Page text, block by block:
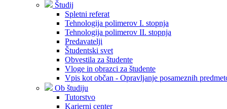
Študij
Spletni referat
Tehnologija polimerov I. stopnja
Tehnologija polimerov II. stopnja
Predavatelji
Študentski svet
Obvestila za študente
Vloge in obrazci za študente
Vpis kot občan - Opravljanje posameznih
Ob študiju
Tutorstvo
Karierni center